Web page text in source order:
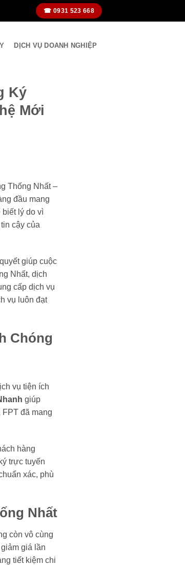
☎ 0931 523 668
DỊCH VỤ DOANH NGHIỆP
Ký
Mới
Thống Nhất –
đầu mang
biết lý do vì
cậy của
giúp cuộc
Nhất, dịch
cấp dịch vụ
vụ luôn đạt
Chóng
vụ tiện ích
giúp
FPT đã mang
hàng
trực tuyến
xác, phù
Nhất
còn vô cùng
giá lần
tiết kiệm chi